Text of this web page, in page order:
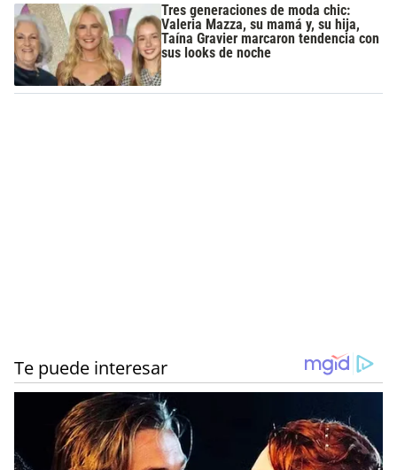
Tres generaciones de moda chic:
Valeria Mazza, su mamá y, su hija,
Taína Gravier marcaron tendencia con
sus looks de noche